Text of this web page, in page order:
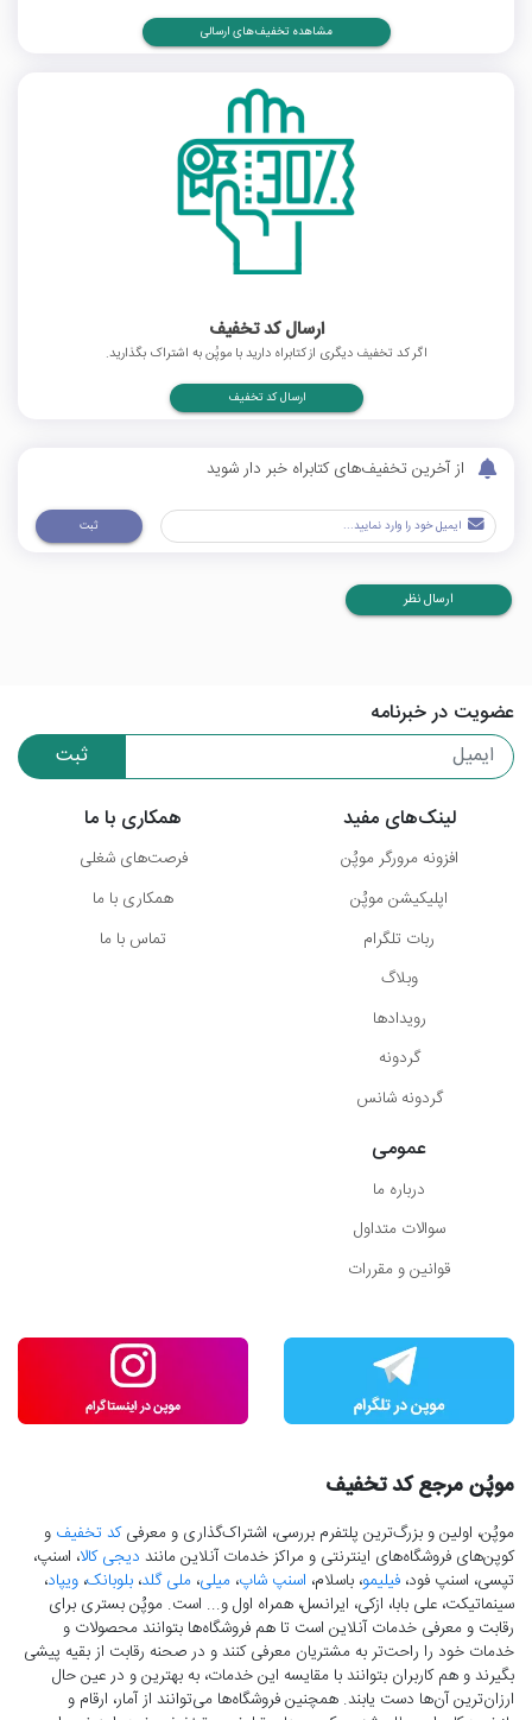
مشاهده تخفیف‌های ارسالی
ارسال کد تخفیف
اگر کد تخفیف دیگری از کتابراه دارید با موپُن به اشتراک بگذارید.
ارسال کد تخفیف
از آخرین تخفیف‌های کتابراه خبر دار شوید
ثبت
ارسال نظر
عضویت در خبرنامه
ثبت
لینک‌های مفید
افزونه مرورگر موپُن
اپلیکیشن موپُن
ربات تلگرام
وبلاگ
رویدادها
گردونه
گردونه شانس
همکاری با ما
فرصت‌های شغلی
همکاری با ما
تماس با ما
عمومی
درباره ما
سوالات متداول
قوانین و مقررات
موپُن مرجع کد تخفیف
موپُن، اولین و بزرگ‌ترین پلتفرم بررسی، اشتراک‌گذاری و معرفیکد تخفیف و
کوپن‌های فروشگاه‌های اینترنتی و مراکز خدمات آنلاین مانند دیجی کالا، اسنپ،
تپسی، اسنپ فود، فیلیمو، باسلام، اسنپ شاپ، میلی، ملی گلد، بلوبانک، ویپاد،
سینماتیکت، علی بابا، ازکی، ایرانسل، همراه اول و... است. موپُن بستری برای
رقابت و معرفی خدمات آنلاین است تا هم فروشگاه‌ها بتوانند محصولات و
خدمات خود را راحت‌تر به مشتریان معرفی کنند و در صحنه رقابت از بقیه پیشی
بگیرند و هم کاربران بتوانند با مقایسه این خدمات، به بهترین و در عین حال
ارزان‌ترین آن‌ها دست‌ یابند. همچنین فروشگاه‌ها می‌توانند از آمار، ارقام و